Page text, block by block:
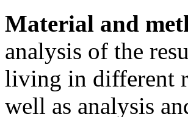
Material and
analysis of the
living in different
well as analysis